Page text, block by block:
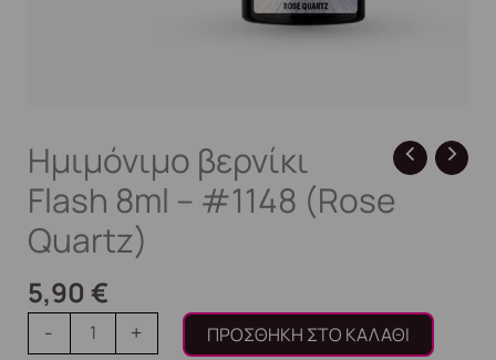
Ημιμόνιμο βερνίκι
Flash 8ml – #1148 (Rose
Quartz)
5,90 €
- + ΠΡΟΣΘΉΚΗ ΣΤΟ ΚΑΛΆΘΙ